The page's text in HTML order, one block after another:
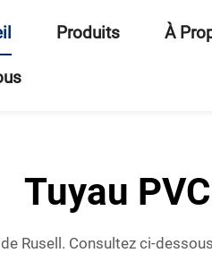
Produits À
Tuyau
Rusell. Consultez ci-